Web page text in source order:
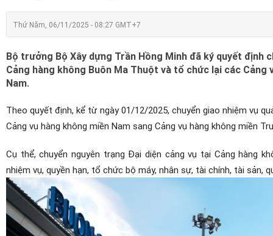
Thứ Năm, 06/11/2025 - 08:27 GMT+7
Bộ trưởng Bộ Xây dựng Trần Hồng Minh đã ký quyết định
Cảng hàng không Buôn Ma Thuột và tổ chức lại các
Nam.
Theo quyết định, kể từ ngày 01/12/2025, chuyển giao nhiệm vụ
Cảng vụ hàng không miền Nam sang Cảng vụ hàng không miền
Cụ thể, chuyển nguyên trạng Đại diện cảng vụ tại Cảng hàng
nhiệm vụ, quyền hạn, tổ chức bộ máy, nhân sự, tài chính, tài sản,